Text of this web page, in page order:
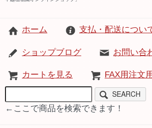
ホーム 支払・配送につい
ショップブログ お問い合
カートを見る FAX用注文
SEARCH
←ここで商品を検索できます！